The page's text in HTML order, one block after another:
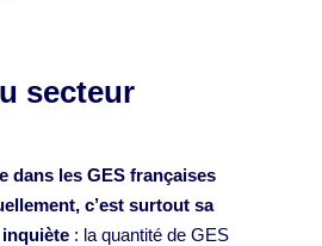
secteur
dans les GES françaises
c’est surtout sa
: la quantité de GES